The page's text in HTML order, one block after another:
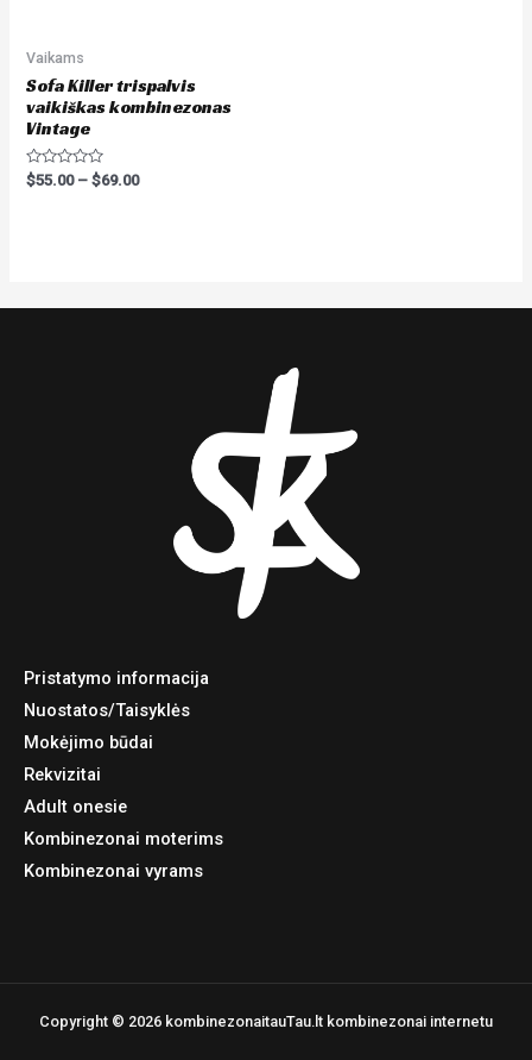
Vaikams
Sofa Killer trispalvis
vaikiškas kombinezonas
Vintage
Rated
0
$55.00–$69.00
Pristatymo informacija
Nuostatos/Taisyklės
Mokėjimo būdai
Rekvizitai
Adult onesie
Kombinezonai moterims
Kombinezonai vyrams
Copyright © 2026 kombinezonaitauTau.lt kombinezonai internetu